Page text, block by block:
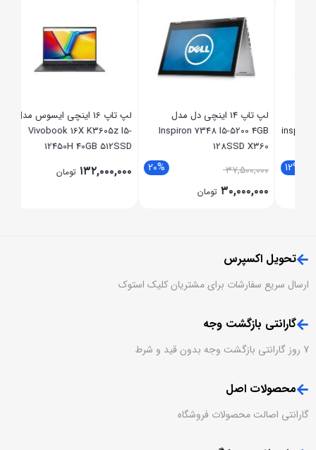
لپ تاپ 14 اینچی دل مدل
Inspiron 7348 I5-5200 4GB
128SSD X360
20% ۳۷,۵۰۰,۰۰۰
۳۰,۰۰۰,۰۰۰ تومان
لپ تاپ 16 اینچی ایسوس مدل
Vivobook 16X K3605z I5-
12450H 40GB 512SSD
RTX3050 4GB
۱۳۲,۰۰۰,۰۰۰ تومان
تحویل اکسپرس
ارسال سریع سفارشات برای مشتریان کلیک استوک
گارانتی بازگشت وجه
7 روز گارانتی بازگشت وجه بدون قید و شرط
محصولات اصل
گارانتی اصالت محصولات فروشگاه